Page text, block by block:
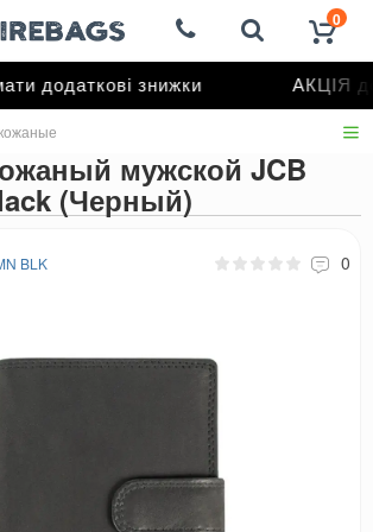
додаткові знижки АКЦІЯ до
0
мужской JCB
(Черный)
BLK 0